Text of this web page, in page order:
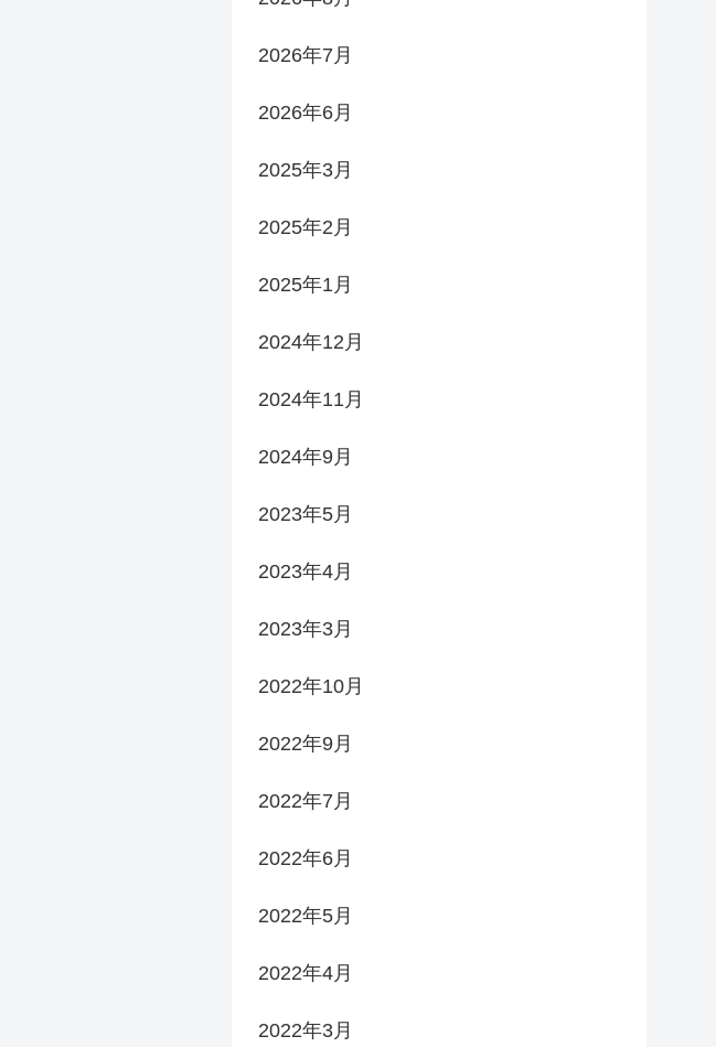
2026年7月
2026年6月
2025年3月
2025年2月
2025年1月
2024年12月
2024年11月
2024年9月
2023年5月
2023年4月
2023年3月
2022年10月
2022年9月
2022年7月
2022年6月
2022年5月
2022年4月
2022年3月